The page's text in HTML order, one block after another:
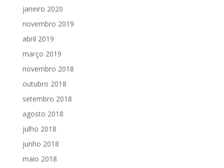
janeiro 2020
novembro 2019
abril 2019
março 2019
novembro 2018
outubro 2018
setembro 2018
agosto 2018
julho 2018
junho 2018
maio 2018